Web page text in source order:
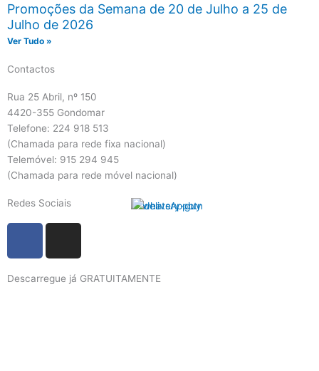
Promoções da Semana de 20 de Julho a 25 de
Julho de 2026
Ver Tudo »
Contactos
Rua 25 Abril, nº 150
4420-355 Gondomar
Telefone: 224 918 513
(Chamada para rede fixa nacional)
Telemóvel: 915 294 945
(Chamada para rede móvel nacional)
Redes Sociais
e
t
Descarregue já GRATUITAMENTE